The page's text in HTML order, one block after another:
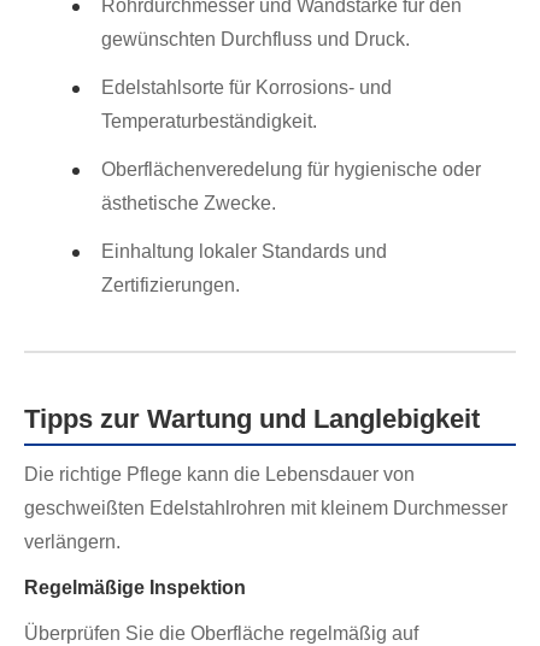
Rohrdurchmesser und Wandstärke für den
gewünschten Durchfluss und Druck.
Edelstahlsorte für Korrosions- und
Temperaturbeständigkeit.
Oberflächenveredelung für hygienische oder
ästhetische Zwecke.
Einhaltung lokaler Standards und
Zertifizierungen.
Tipps zur Wartung und Langlebigkeit
Die richtige Pflege kann die Lebensdauer von
geschweißten Edelstahlrohren mit kleinem Durchmesser
verlängern.
Regelmäßige Inspektion
Überprüfen Sie die Oberfläche regelmäßig auf